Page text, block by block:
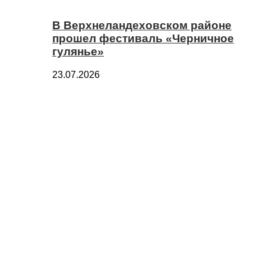
В Верхнеландеховском районе
прошел фестиваль «Черничное
гулянье»
23.07.2026